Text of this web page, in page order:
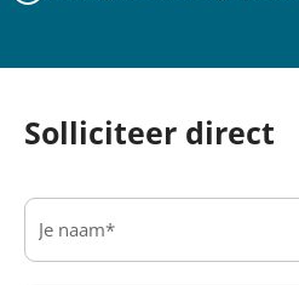
Solliciteer direct